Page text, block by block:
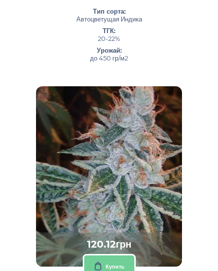
Тип сорта:
Автоцветущая Индика
ТГК:
20-22%
Урожай:
до 450 гр/м2
120.12грн
Купить